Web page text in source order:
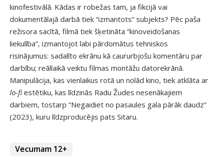
kinofestivālā. Kādas ir robežas tam, ja fikcijā vai
dokumentālajā darbā tiek “izmantots” subjekts? Pēc paša
režisora sacītā, filmā tiek šķetināta “kinoveidošanas
liekulība”, izmantojot labi pārdomātus tehniskos
risinājumus: sadalīto ekrānu kā caururbjošu komentāru par
darbību; reāllaikā veiktu filmas montāžu datorekrānā.
Manipulācija, kas vienlaikus rotā un nolād kino, tiek atklāta ar
lo-fiestētiku, kas līdzinās Radu Žudes nesenākajiem
darbiem, tostarp “Negaidiet no pasaules gala pārāk daudz”
(2023), kuru līdzproducējis pats Sitaru.
Vecumam 12+